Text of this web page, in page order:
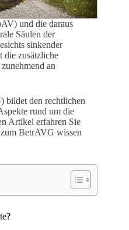
und die daraus
Säulen der
sinkender
die zusätzliche
an
bildet den rechtlichen
rund um die
Artikel erfahren Sie
BetrAVG wissen